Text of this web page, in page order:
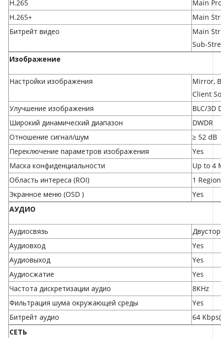
H.265
Main
H.265+
Main
Битрейт видео
Main
Sub-
Изображение
Настройки изображения
Mirror,
Client
Улучшение изображения
BLC/3D
Широкий динамический диапазон
DWDR
Отношение сигнал/шум
≥ 52 dB
Переключение параметров изображения
Yes
Маска конфиденциальности
Up to 4
Область интереса (ROI)
1 Region
Экранное меню (OSD )
Yes
АУДИО
Аудиосвязь
Аудиовход
Yes
Аудиовыход
Yes
Аудиосжатие
Yes
Частота дискретизации аудио
8KHz
Фильтрация шума окружающей среды
Yes
Битрейт аудио
64
СЕТЬ